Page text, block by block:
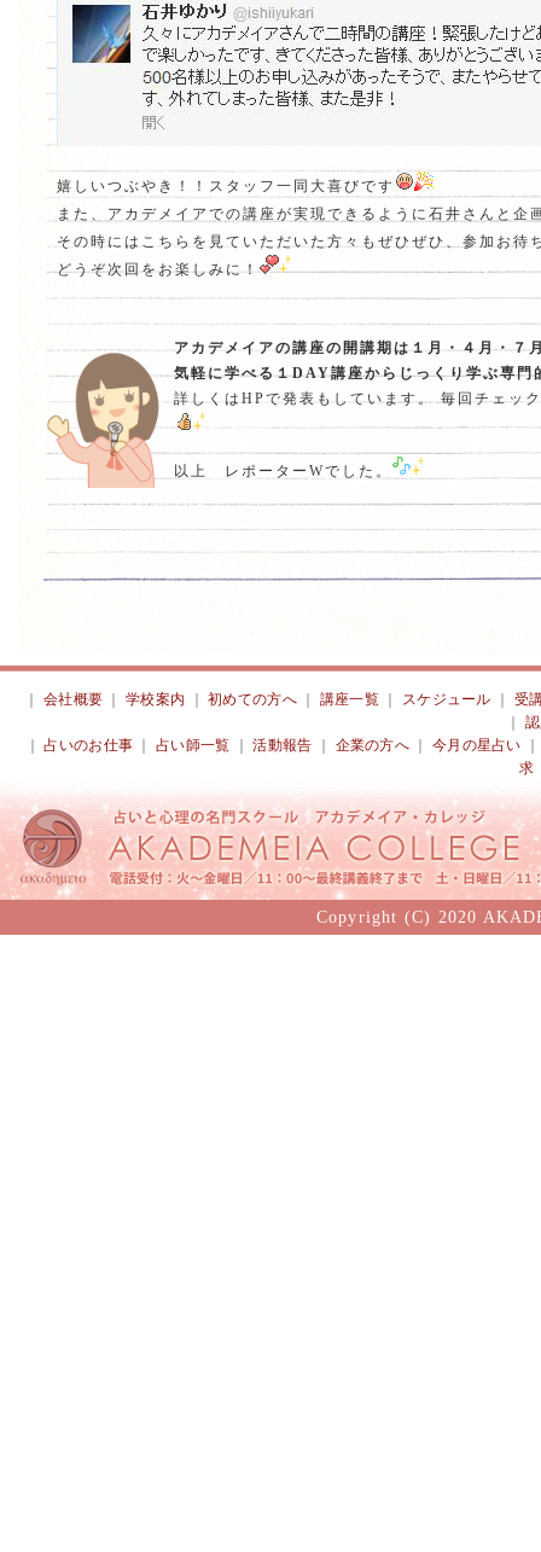
嬉しいつぶやき！！スタッフ一同大喜びです
また、アカデメイアでの講座が実現できるように石井さんと企
その時にはこちらを見ていただいた方々もぜひぜひ、参加お待
どうぞ次回をお楽しみに！
アカデメイアの講座の開講期は１月・４月・７
気軽に学べる１DAY講座からじっくり学ぶ専門
詳しくはHPで発表もしています。 毎回チェッ
以上 レポーターWでした。
会社概要 ｜学校案内 ｜初めての方へ｜ 講座一覧 スケジュール
受
｜占いのお仕事 ｜占い師一覧 ｜活動報告 企業の方へ 今月の星占い
求
Copyright (C) 2020